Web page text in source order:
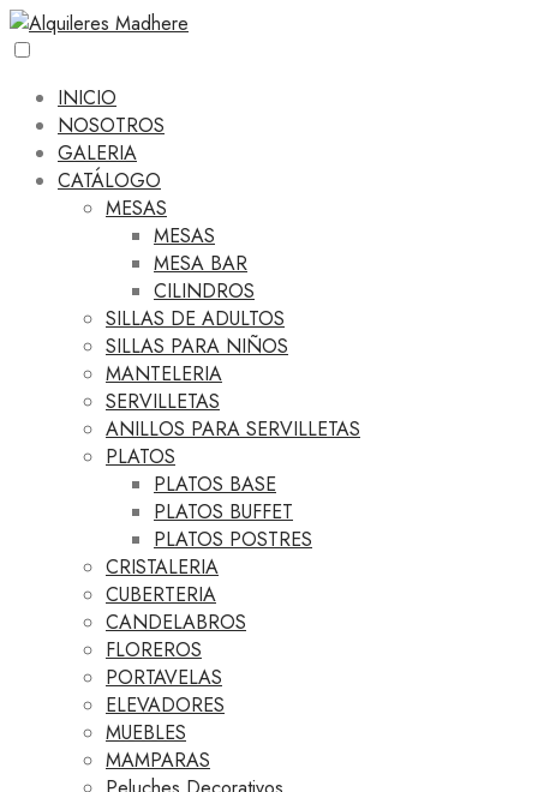
INICIO
NOSOTROS
GALERIA
CATÁLOGO
MESAS
MESAS
MESA BAR
CILINDROS
SILLAS DE ADULTOS
SILLAS PARA NIÑOS
MANTELERIA
SERVILLETAS
ANILLOS PARA SERVILLETAS
PLATOS
PLATOS BASE
PLATOS BUFFET
PLATOS POSTRES
CRISTALERIA
CUBERTERIA
CANDELABROS
FLOREROS
PORTAVELAS
ELEVADORES
MUEBLES
MAMPARAS